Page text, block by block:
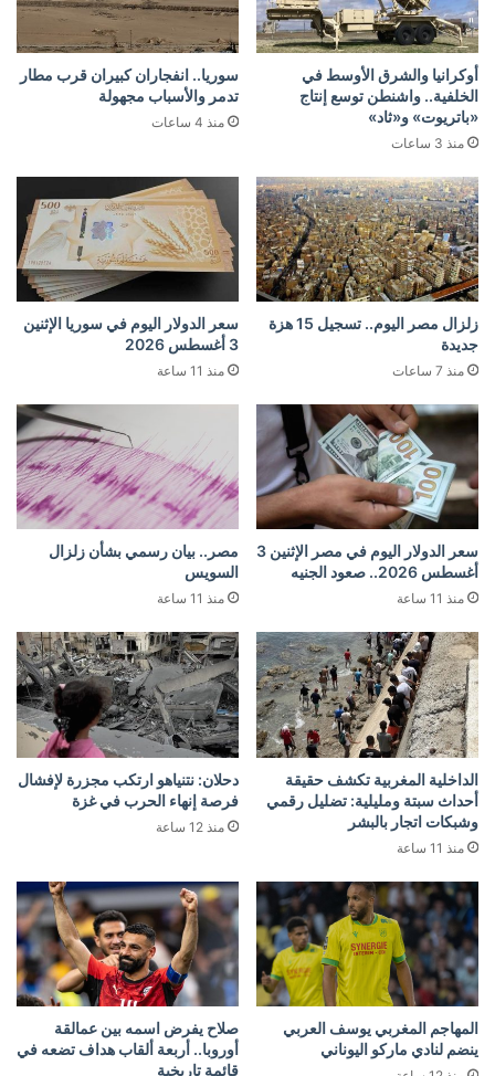
أوكرانيا والشرق الأوسط في
الخلفية.. واشنطن توسع إنتاج
«باتريوت» و«ثاد»
منذ 3 ساعات
سوريا.. انفجاران كبيران قرب مطار
تدمر والأسباب مجهولة
منذ 4 ساعات
زلزال مصر اليوم.. تسجيل 15 هزة
جديدة
منذ 7 ساعات
سعر الدولار اليوم في سوريا الإثنين
3 أغسطس 2026
منذ 11 ساعة
سعر الدولار اليوم في مصر الإثنين 3
أغسطس 2026.. صعود الجنيه
منذ 11 ساعة
مصر.. بيان رسمي بشأن زلزال
السويس
منذ 11 ساعة
الداخلية المغربية تكشف حقيقة
أحداث سبتة ومليلية: تضليل رقمي
وشبكات اتجار بالبشر
منذ 11 ساعة
دحلان: نتنياهو ارتكب مجزرة لإفشال
فرصة إنهاء الحرب في غزة
منذ 12 ساعة
المهاجم المغربي يوسف العربي
ينضم لنادي ماركو اليوناني
صلاح يفرض اسمه بين عمالقة
أوروبا.. أربعة ألقاب هداف تضعه في
قائمة تاريخية